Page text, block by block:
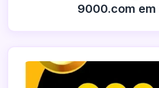
9000.com